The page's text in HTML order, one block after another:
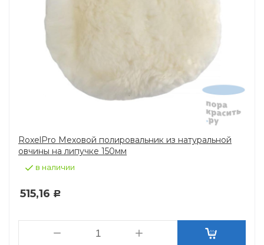
RoxelPro Меховой полировальник из натуральной
овчины на липучке 150мм
в наличии
515,16 Р